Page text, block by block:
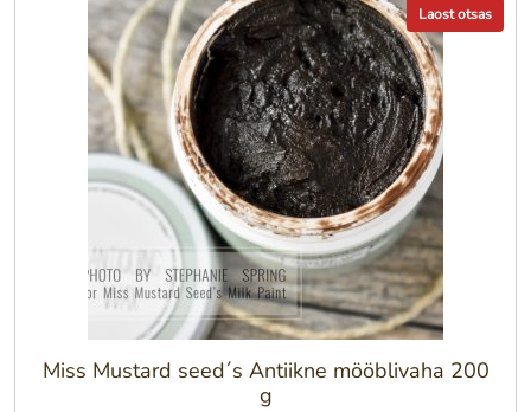
Laost otsas
Miss Mustard seed´s Antiikne mööblivaha 200
g